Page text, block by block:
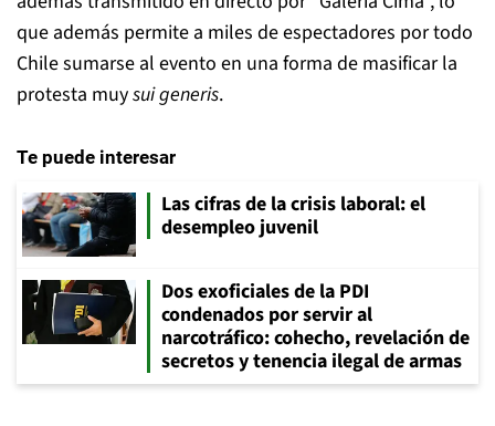
que además permite a miles de espectadores por todo
Chile sumarse al evento en una forma de masificar la
protesta muysui generis.
Te puede interesar
Las cifras de la crisis laboral: el
desempleo juvenil
Dos exoficiales de la PDI
condenados por servir al
narcotráfico: cohecho, revelación de
secretos y tenencia ilegal de armas